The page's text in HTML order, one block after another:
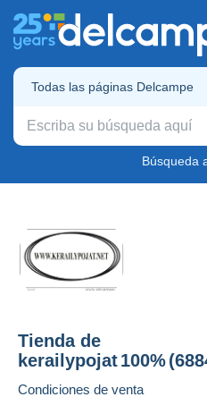
Todas las páginas Delcampe
Búsqueda
Tienda de
kerailypojat100%
Condiciones de venta